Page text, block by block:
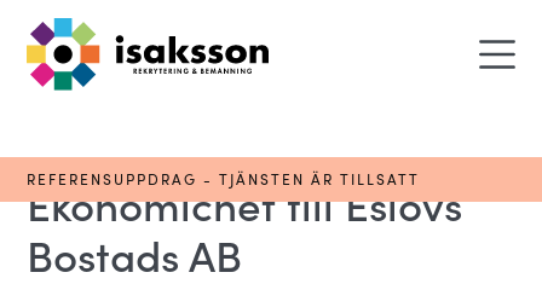
REFERENSUPPDRAG - TJÄNSTEN ÄR TILLSATT
Ekonomichef till Eslövs
Bostads AB